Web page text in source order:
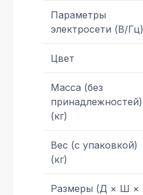
Параметры
электросети (В/Гц)
Цвет
Масса (без
принадлежностей)
(кг)
Вес (с упаковкой)
(кг)
Размеры (Д × Ш ×